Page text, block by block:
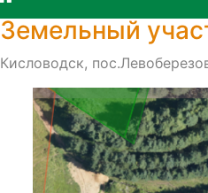
Земельный
Кисловодск,